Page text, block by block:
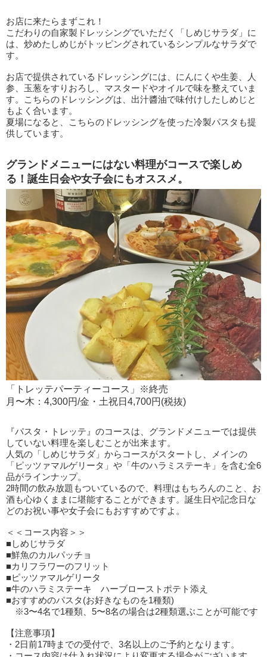
お店に来たらまずこれ！
こだわりの自家製ドレッシングでいただく「しめじサラダ」に
は、炒めたしめじがトッピングされているシンプルなサラダで
す。
お店で提供されているドレッシングには、にんにくや生姜、人
参、玉葱をすりおろし、マスタードやオイルで味を整えていま
す。こちらのドレッシングは、出汁醬油で味付けしたしめじと
もよく合います。
夏場になると、こちらのドレッシングを使った冷製パスタも提
供しています。
グランドメニューにはない料理がコースで楽しめ
る！誕生日会や女子会にもオススメ。
「トレッテパーティーコース」※終売
月〜木：4,300円/金・土祝日4,700円(税抜)
『パスタ・トレッテ』のコースは、グランドメニューでは提供
していない料理を楽しむことが出来ます。
人気の「しめじサラダ」からコースがスタートし、メインの
「ピッツァマルゲリータ」や「牛のハラミステーキ」を含む全6
品がラインナップ。
2時間の飲み放題もついているので、料理はもちろんのこと、お
酒も心ゆくままに堪能することができます。誕生日や記念日な
どのお祝い事や女子会にもおすすめですよ。
＜＜コース内容＞＞
■しめじサラダ
■鮮魚のカルパッチョ
■カリフラワーのフリット
■ピッツァマルゲリータ
■牛のハラミステーキ ハーブローストポテト添え
■おすすめのパスタ(お好きなものを1種類)
※3〜4名で1種類、5〜8名の場合は2種類選ぶことが可能です
【注意事項】
・2日前17時までの受付で、3名以上のご予約となります。